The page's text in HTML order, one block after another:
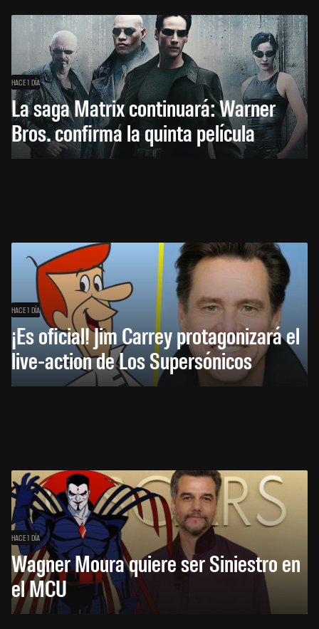
HACE 1 DÍA
La saga Matrix continuará: Warner
Bros. confirma la quinta película
HACE 1 DÍA
¡Es oficial! Jim Carrey protagonizará el
live-action de Los Supersónicos
HACE 1 DÍA
Wagner Moura quiere ser Siniestro en
el MCU